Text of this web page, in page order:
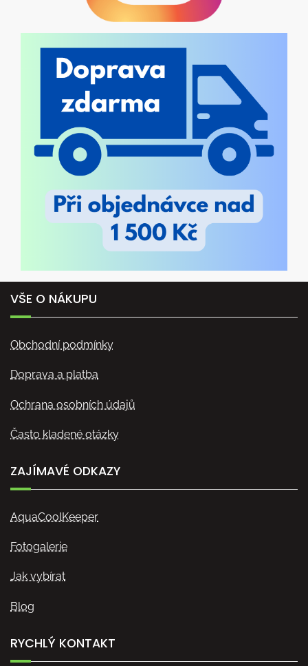
VŠE O NÁKUPU
Obchodní podmínky
Doprava a platba
Ochrana osobních údajů
Často kladené otázky
ZAJÍMAVÉ ODKAZY
AquaCoolKeeper
Fotogalerie
Jak vybírat
Blog
RYCHLÝ KONTAKT